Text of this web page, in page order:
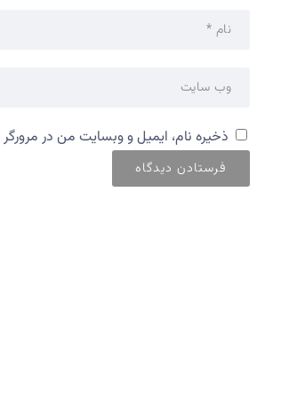
ذخیره نام، ایمیل و وبسایت من در